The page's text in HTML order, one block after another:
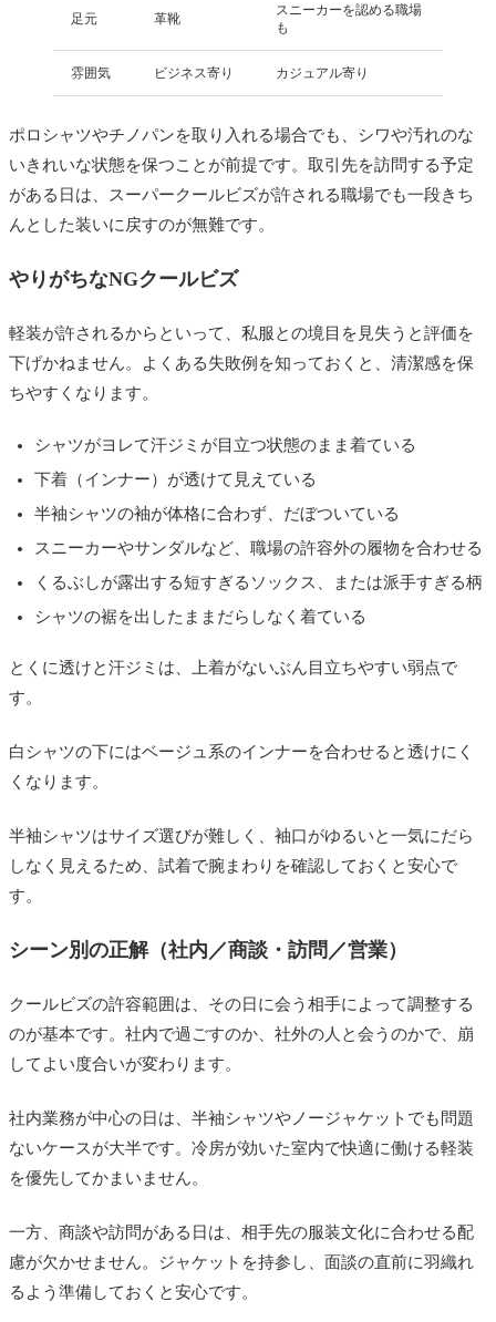
足元 革靴
スニーカーを認める職場
も
雰囲気 ビジネス寄り カジュアル寄り
ポロシャツやチノパンを取り入れる場合でも、シワや汚れのな
いきれいな状態を保つことが前提です。取引先を訪問する予定
がある日は、スーパークールビズが許される職場でも一段きち
んとした装いに戻すのが無難です。
やりがちなNGクールビズ
軽装が許されるからといって、私服との境目を見失うと評価を
下げかねません。よくある失敗例を知っておくと、清潔感を保
ちやすくなります。
シャツがヨレて汗ジミが目立つ状態のまま着ている
下着（インナー）が透けて見えている
半袖シャツの袖が体格に合わず、だぼついている
スニーカーやサンダルなど、職場の許容外の履物を合わせる
くるぶしが露出する短すぎるソックス、または派手すぎる柄
シャツの裾を出したままだらしなく着ている
とくに透けと汗ジミは、上着がないぶん目立ちやすい弱点で
す。
白シャツの下にはベージュ系のインナーを合わせると透けにく
くなります。
半袖シャツはサイズ選びが難しく、袖口がゆるいと一気にだら
しなく見えるため、試着で腕まわりを確認しておくと安心で
す。
シーン別の正解（社内／商談・訪問／営業）
クールビズの許容範囲は、その日に会う相手によって調整する
のが基本です。社内で過ごすのか、社外の人と会うのかで、崩
してよい度合いが変わります。
社内業務が中心の日は、半袖シャツやノージャケットでも問題
ないケースが大半です。冷房が効いた室内で快適に働ける軽装
を優先してかまいません。
一方、商談や訪問がある日は、相手先の服装文化に合わせる配
慮が欠かせません。ジャケットを持参し、面談の直前に羽織れ
るよう準備しておくと安心です。